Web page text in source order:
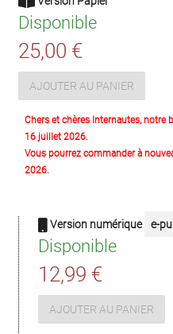
Disponible
25,00 €
AJOUTER AU PANIER
Chers et chères Internautes, notre
16 juillet 2026.
Vous pourrez commander à
2026.
Version numérique e-
Disponible
12,99 €
AJOUTER AU PANIER